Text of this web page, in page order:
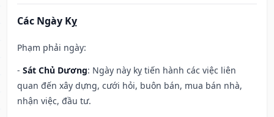
Các Ngày Kỵ
Phạm phải ngày:
- Sát Chủ Dương: Ngày này kỵ tiến hành các việc liên
quan đến xây dựng, cưới hỏi, buôn bán, mua bán nhà,
nhận việc, đầu tư.